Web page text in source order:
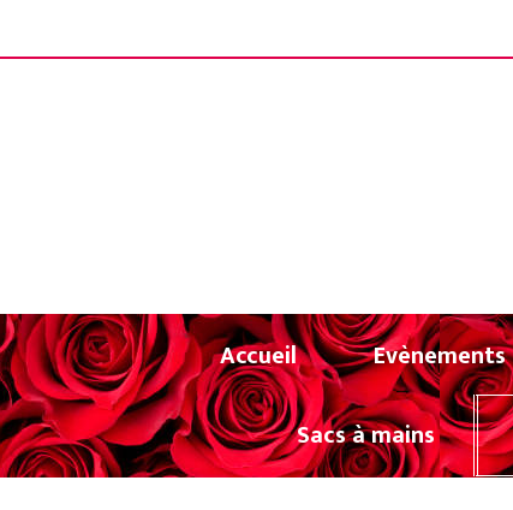
Accueil Evènements
Sacs à mains